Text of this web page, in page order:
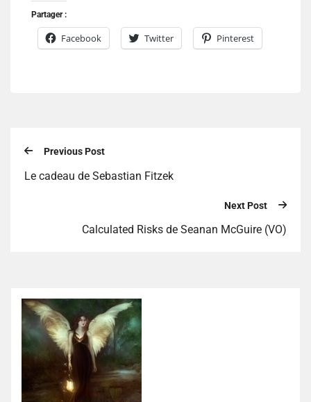
Partager :
Facebook Twitter Pinterest
Previous Post
Le cadeau de Sebastian Fitzek
Next Post
Calculated Risks de Seanan McGuire (VO)